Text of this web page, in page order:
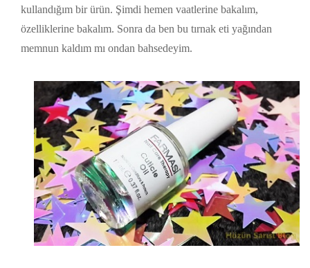
kullandığım bir ürün. Şimdi hemen vaatlerine bakalım,
özelliklerine bakalım. Sonra da ben bu tırnak eti yağından
memnun kaldım mı ondan bahsedeyim.